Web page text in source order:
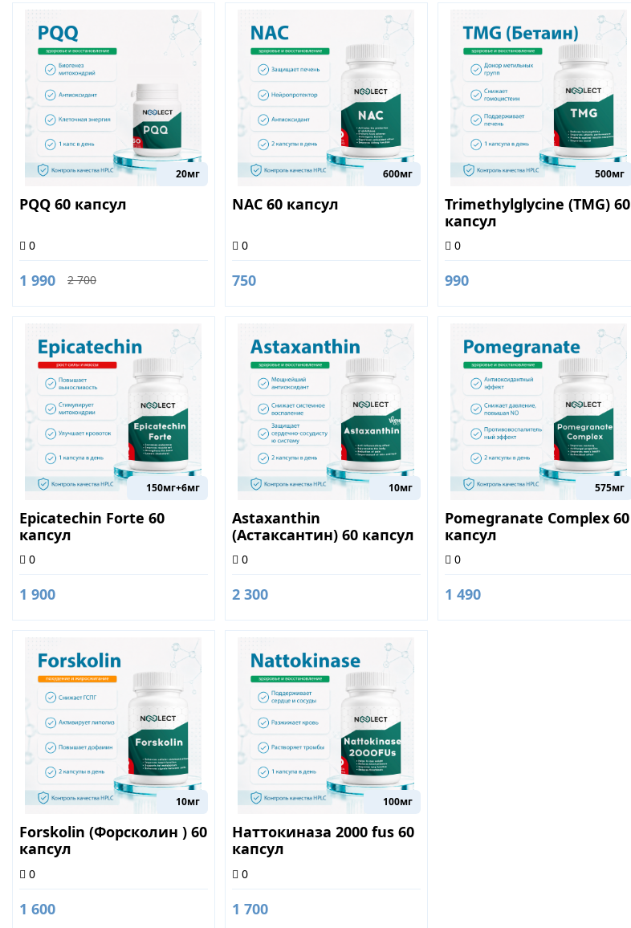
20мг
PQQ 60 капсул
0
1 990 2 700
600мг
NAC 60 капсул
0
750
500мг
Trimethylglycine (TMG) 60
капсул
0
990
150мг+6мг
Epicatechin Forte 60
капсул
0
1 900
10мг
Astaxanthin
(Астаксантин) 60 капсул
0
2 300
575мг
Pomegranate Complex 60
капсул
0
1 490
10мг
Forskolin (Форсколин ) 60
капсул
0
1 600
100мг
Наттокиназа 2000 fus 60
капсул
0
1 700